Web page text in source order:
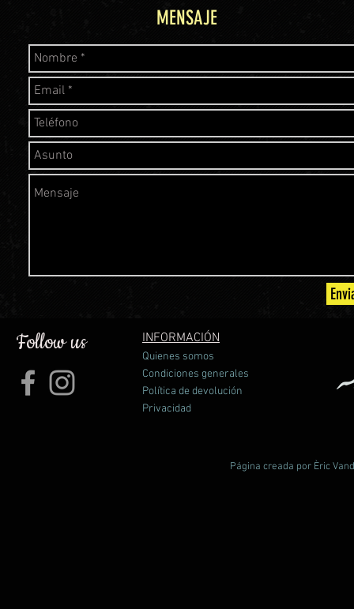
MENSAJE
Follow us INFORMACIÓN
Quienes somos
Condiciones generales
Política de devolución
Privacidad
Página creada por Èric